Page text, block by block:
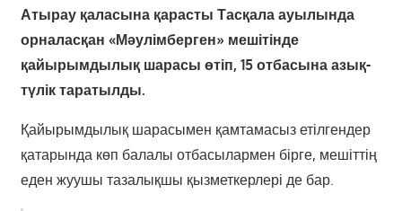
Атырау қаласына қарасты Тасқала ауылында
орналасқан «Мәулімберген» мешітінде
қайырымдылық шарасы өтіп, 15 отбасына азық-
түлік таратылды.
Қайырымдылық шарасымен қамтамасыз етілгендер
қатарында көп балалы отбасылармен бірге, мешіттің
еден жуушы тазалықшы қызметкерлері де бар.